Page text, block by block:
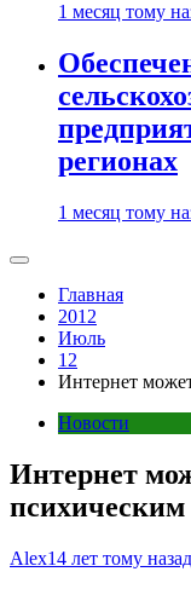
1 месяц тому
регионах
1 месяц тому
Главная
2012
Июль
12
Интернет
Новости
Интернет
психическим
Alex14 лет тому назад